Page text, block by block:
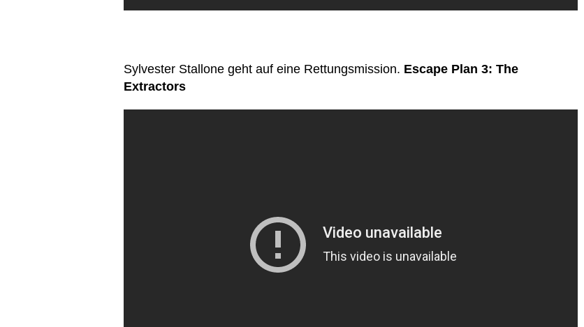
Sylvester Stallone geht auf eine Rettungsmission. Escape Plan 3: The
Extractors